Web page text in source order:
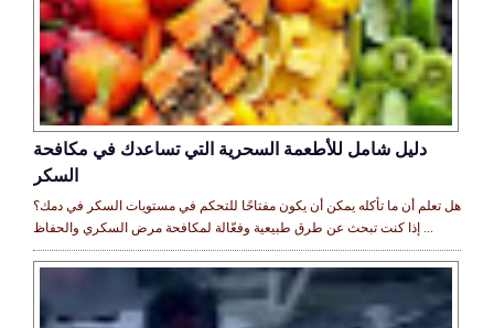
دليل شامل للأطعمة السحرية التي تساعدك في مكافحة
السكر
هل تعلم أن ما تأكله يمكن أن يكون مفتاحًا للتحكم في مستويات السكر في دمك؟
إذا كنت تبحث عن طرق طبيعية وفعّالة لمكافحة مرض السكري والحفاظ ...